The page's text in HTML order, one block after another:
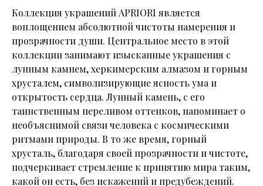
Коллекция украшений APRIORI является
воплощением абсолютной чистоты намерения и
прозрачности души. Центральное место в этой
коллекции занимают изысканные украшения с
лунным камнем, херкимерским алмазом и горным
хрусталем, символизирующие ясность ума и
открытость сердца. Лунный камень, с его
таинственным переливом оттенков, напоминает о
необъяснимой связи человека с космическими
ритмами природы. В то же время, горный
хрусталь, благодаря своей прозрачности и чистоте,
подчеркивает стремление к принятию мира таким,
какой он есть, без искажений и предубеждений.